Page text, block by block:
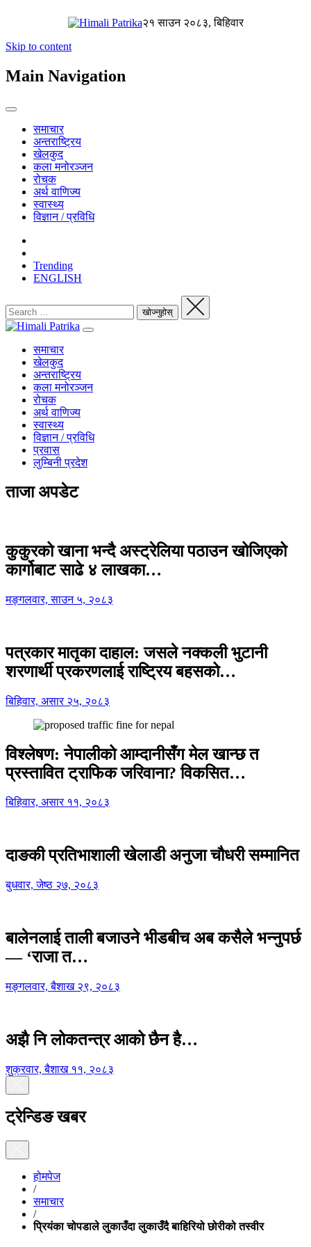
२१ साउन २०८३, बिहिवार
Skip to content
Main Navigation
समाचार
अन्तराष्ट्रिय
खेलकुद
कला मनोरञ्जन
रोचक
अर्थ वाणिज्य
स्वास्थ्य
विज्ञान / प्रविधि
Trending
ENGLISH
समाचार
खेलकुद
अन्तराष्ट्रिय
कला मनोरञ्जन
रोचक
अर्थ वाणिज्य
स्वास्थ्य
विज्ञान / प्रविधि
प्रवास
लुम्बिनी प्रदेश
ताजा अपडेट
कुकुरको खाना भन्दै अस्ट्रेलिया पठाउन खोजिएको
कार्गोबाट साढे ४ लाखका…
मङ्गलवार, साउन ५, २०८३
पत्रकार मातृका दाहाल: जसले नक्कली भुटानी
शरणार्थी प्रकरणलाई राष्ट्रिय बहसको…
बिहिवार, असार २५, २०८३
विश्लेषण: नेपालीको आम्दानीसँग मेल खान्छ त
प्रस्तावित ट्राफिक जरिवाना? विकसित…
बिहिवार, असार ११, २०८३
दाङकी प्रतिभाशाली खेलाडी अनुजा चौधरी सम्मानित
बुधवार, जेष्ठ २७, २०८३
बालेनलाई ताली बजाउने भीडबीच अब कसैले भन्नुपर्छ
— ‘राजा त…
मङ्गलवार, बैशाख २९, २०८३
अझै नि लोकतन्त्र आको छैन है…
शुक्रवार, बैशाख ११, २०८३
ट्रेन्डिङ खबर
होमपेज
/
समाचार
/
प्रियंका चोपडाले लुकाउँदा लुकाउँदै बाहिरियो छोरीको तस्वीर